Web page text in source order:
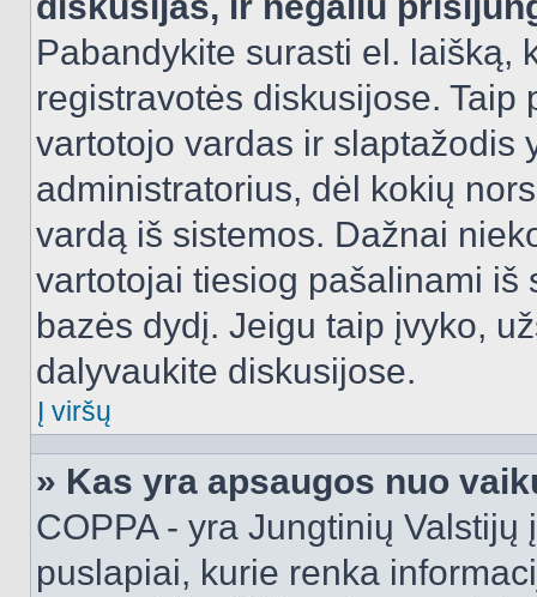
Pabandykite surasti el. laišką,
registravotės diskusijose.
vartotojo vardas ir slaptažodis
administratorius, dėl kokių
vardą iš sistemos. Dažnai
vartotojai tiesiog pašalinami iš
bazės dydį. Jeigu taip įvyko,
dalyvaukite diskusijose.
Į viršų
» Kas yra apsaugos nuo
COPPA - yra Jungtinių
puslapiai, kurie renka